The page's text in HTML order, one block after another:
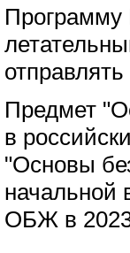
Программу
Предмет
в
"Основы
начальной
ОБЖ в 2023